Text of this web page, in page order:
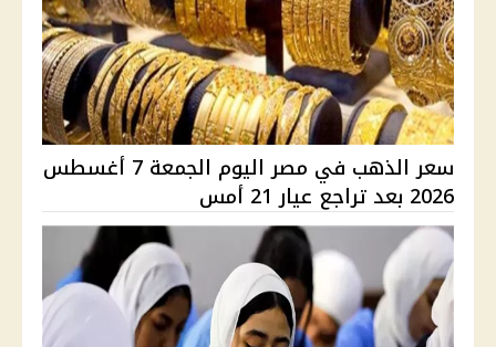
سعر الذهب في مصر اليوم الجمعة 7 أغسطس
2026 بعد تراجع عيار 21 أمس